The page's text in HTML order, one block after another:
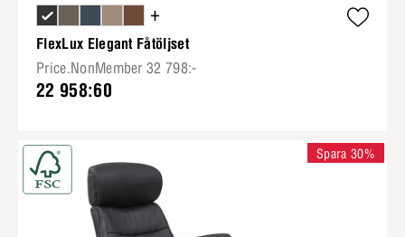
+
FlexLux Elegant Fåtöljset
Price.NonMember 32 798:-
22 958:60
Spara 30%